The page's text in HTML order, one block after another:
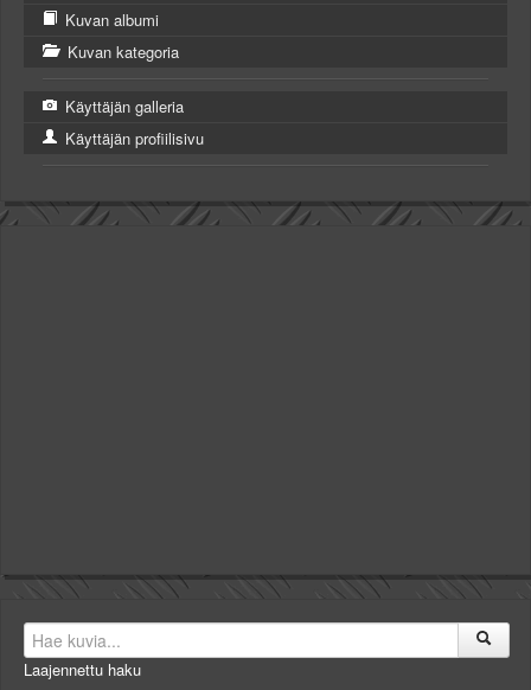
Kuvan albumi
Kuvan kategoria
Käyttäjän galleria
Käyttäjän profiilisivu
Laajennettu haku